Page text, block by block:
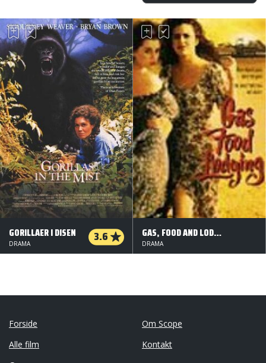
©
Scope
2020
GORILLAER I DISEN 3.6
DRAMA
GAS, FOOD AND LODGING
DRAMA
Forside
Alle film
Om Scope
Kontakt